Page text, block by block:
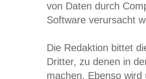
von Daten durch
Software verursacht
Die Redaktion bittet
Dritter, zu denen in
machen. Ebenso